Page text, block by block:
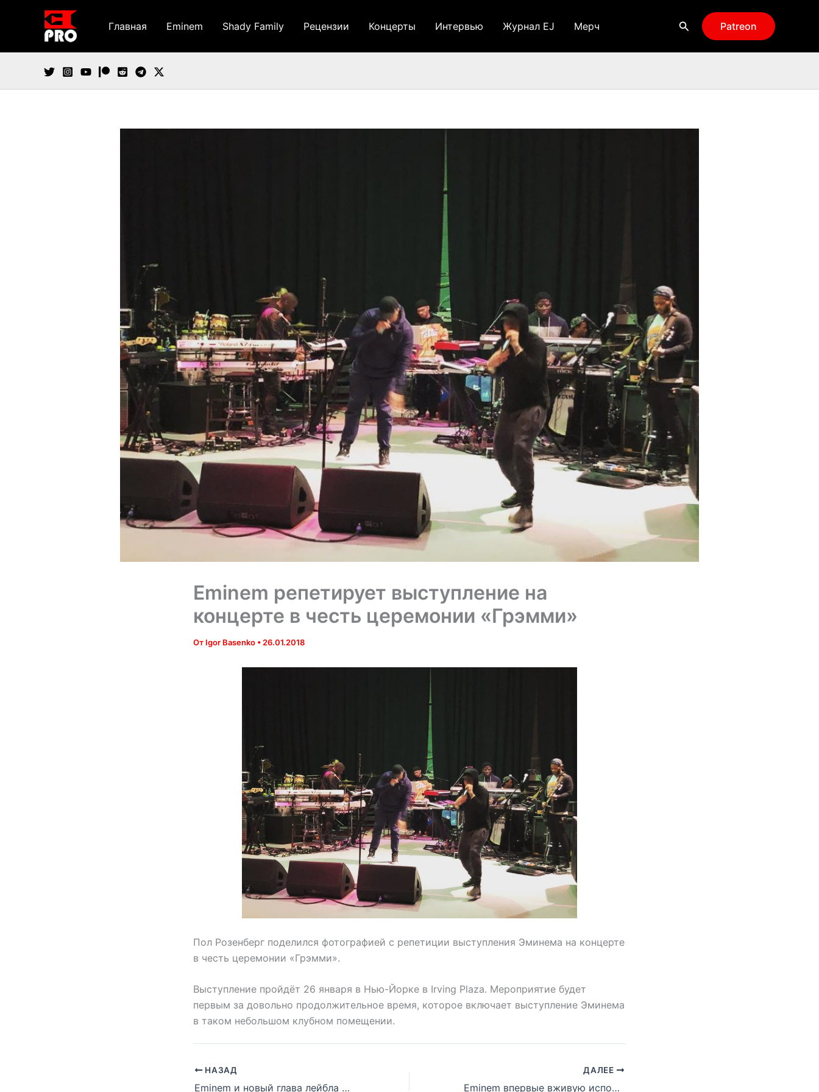
содержимому
Главная Eminem Shady Family Рецензии Концерты Интервью Журнал EJ Мерч Поиск Patreon
Eminem репетирует выступление на
концерте в честь церемонии «Грэмми»
От Igor Basenko •26.01.2018
Пол Розенберг поделился фотографией с репетиции выступления Эминема на концерте
в честь церемонии «Грэмми».
Выступление пройдёт 26 января в Нью-Йорке в Irving Plaza. Мероприятие будет
первым за довольно продолжительное время, которое включает выступление Эминема
в таком небольшом клубном помещении.
НАЗАД
Eminem и новый глава лейбла Def Jam Пол Розенберг в большом кавер-интервью от Billboard. Часть 1
ДАЛЕЕ
Eminem впервые вживую исполнил трек «River» с альбома «Revival»